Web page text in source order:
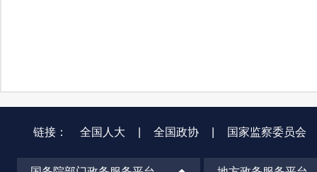
链接： 全国人大 全国政协 国家监察委员会